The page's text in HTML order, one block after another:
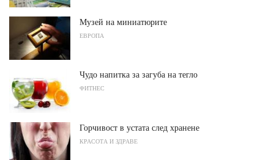
Музей на миниатюрите
ЕВРОПА
Чудо напитка за загуба на тегло
ФИТНЕС
Горчивост в устата след хранене
КРАСОТА И ЗДРАВЕ